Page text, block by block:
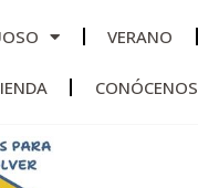
VERANO
CONÓCENOS